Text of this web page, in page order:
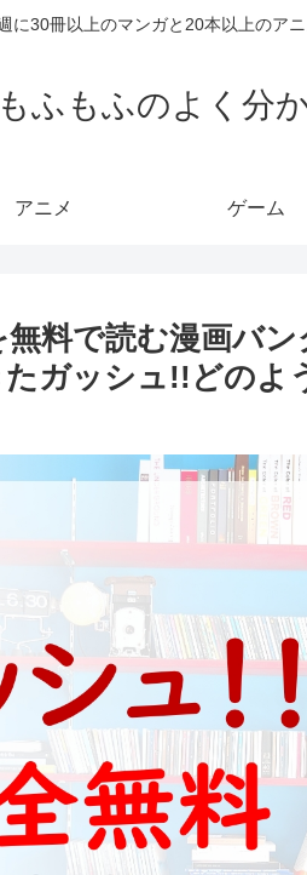
に30冊以上のマンガと20本以上のア
もふもふのよく分
アニメ ゲーム
料で読む漫画バ
ガッシュ!!どのよ